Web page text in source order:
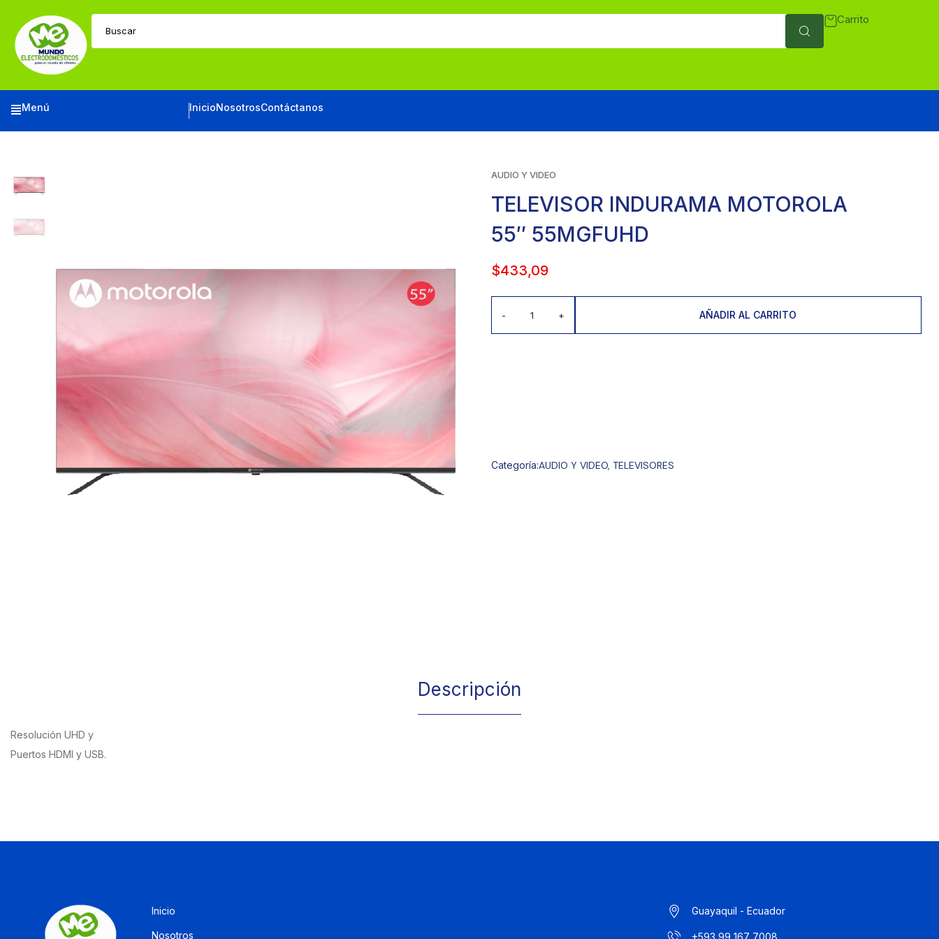
Buscar
Carrito
Menú InicioNosotrosContáctanos
AUDIO Y VIDEO
TELEVISOR INDURAMA MOTOROLA
55″ 55MGFUHD
$433,09
- + AÑADIR AL CARRITO
Categoría:AUDIO Y VIDEO, TELEVISORES
Descripción
Resolución UHD y
Puertos HDMI y USB.
Inicio
Nosotros
Guayaquil - Ecuador